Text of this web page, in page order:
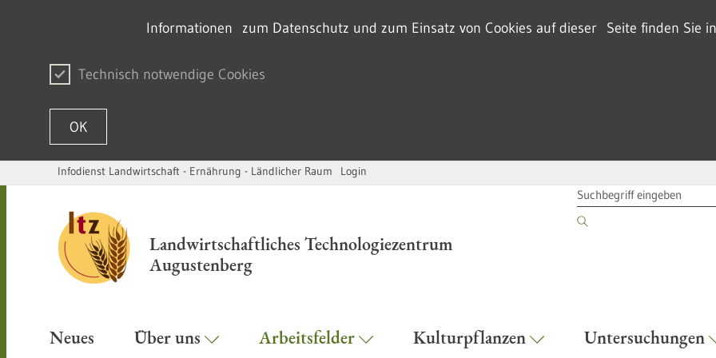
Informationen zum Datenschutz und zum Einsatz von Cookies auf dieser Seite finden Sie
Technisch notwendige Cookies
OK
Zum Inhalt springen
Infodienst Landwirtschaft - Ernährung - Ländlicher Raum Login
Landwirtschaftliches Technologiezentrum
Augustenberg
SUCHBEGRIFF
Neues Über uns Arbeitsfelder Kulturpflanzen Untersuchungen